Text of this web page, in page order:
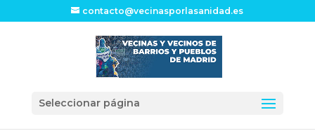
contacto@vecinasporlasanidad.es
Seleccionar página